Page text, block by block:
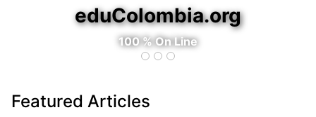
eduColombia.org
Sistema para la Gestión Académica
Featured Articles